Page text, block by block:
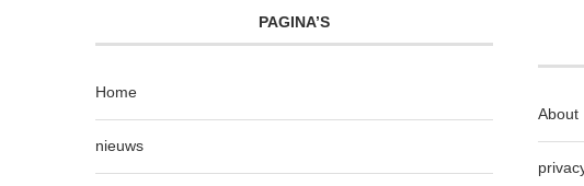
PAGINA’S
Home
nieuws
About